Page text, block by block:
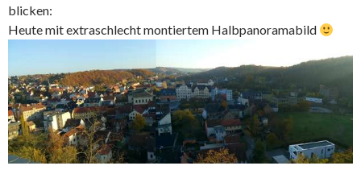
blicken:
Heute mit extraschlecht montiertem Halbpanoramabild